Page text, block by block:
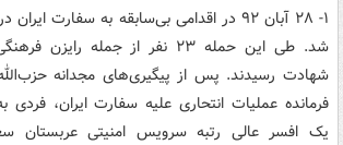
۱- ۲۸ آبان ۹۲ در اقدامی بی‌سابقه به سفارت
شد. طی این حمله ۲۳ نفر از جمله
شهادت رسیدند. پس از پیگیری‌های مجدانه
فرمانده عملیات انتحاری علیه سفارت ایران، فردی
یک افسر عالی رتبه سرویس امنیتی